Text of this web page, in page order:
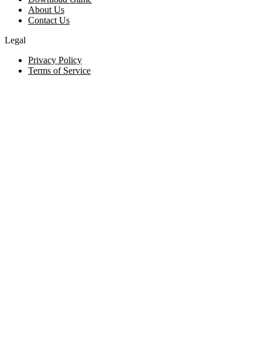
About Us
Contact Us
Legal
Privacy Policy
Terms of Service